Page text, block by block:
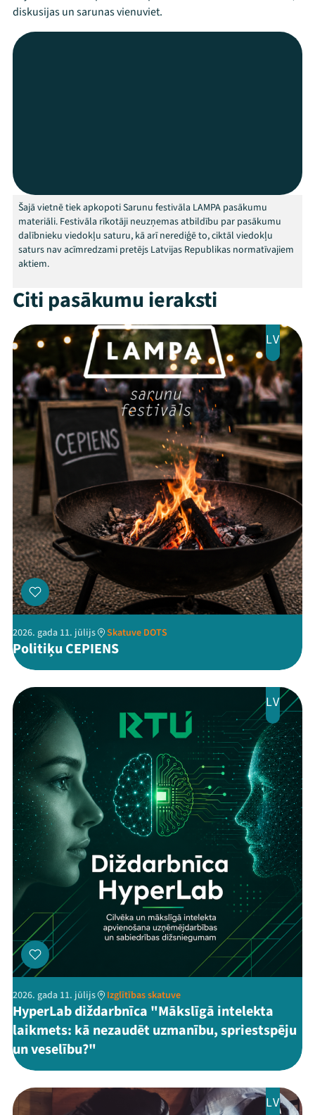
Festivāls
Ziedo
Veikals
Kontakti
FacebookYoutube
X Instagram
Flick TikTok
diskusijas un sarunas vienuviet.
Šajā vietnē tiek apkopoti Sarunu festivāla LAMPA pasākumu
materiāli. Festivāla rīkotāji neuzņemas atbildību par pasākumu
dalībnieku viedokļu saturu, kā arī nerediģē to, ciktāl viedokļu
saturs nav acīmredzami pretējs Latvijas Republikas normatīvajiem
aktiem.
Citi pasākumu ieraksti
LV
2026. gada 11. jūlijs Skatuve DOTS
Politiķu CEPIENS
LV
2026. gada 11. jūlijs Izglītības skatuve
HyperLab diždarbnīca "Mākslīgā intelekta
laikmets: kā nezaudēt uzmanību, spriestspēju
un veselību?"
LV